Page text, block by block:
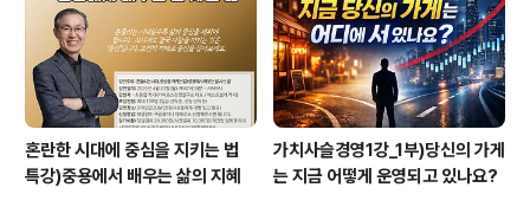
혼란한 시대에 중심을 지키는 법
특강)중용에서 배우는 삶의 지혜
가치사슬경영1강_1부)당신의 가게
는 지금 어떻게 운영되고 있나요?